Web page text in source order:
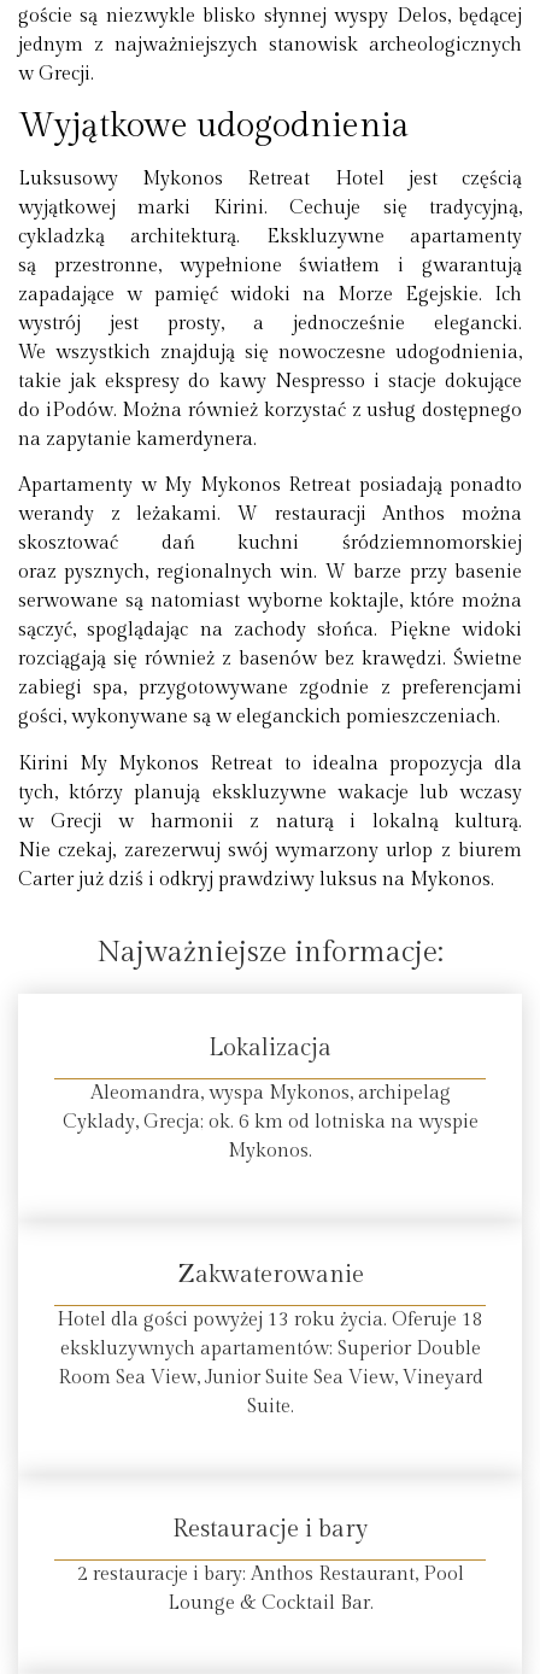
goście są niezwykle blisko słynnej wyspy Delos, będącej
jednym z najważniejszych stanowisk archeologicznych
w Grecji.
Wyjątkowe udogodnienia
Luksusowy Mykonos Retreat Hotel jest częścią
wyjątkowej marki Kirini. Cechuje się tradycyjną,
cykladzką architekturą. Ekskluzywne apartamenty
są przestronne, wypełnione światłem i gwarantują
zapadające w pamięć widoki na Morze Egejskie. Ich
wystrój jest prosty, a jednocześnie elegancki.
We wszystkich znajdują się nowoczesne udogodnienia,
takie jak ekspresy do kawy Nespresso i stacje dokujące
do iPodów. Można również korzystać z usług dostępnego
na zapytanie kamerdynera.
Apartamenty w My Mykonos Retreat posiadają ponadto
werandy z leżakami. W restauracji Anthos można
skosztować dań kuchni śródziemnomorskiej
oraz pysznych, regionalnych win. W barze przy basenie
serwowane są natomiast wyborne koktajle, które można
sączyć, spoglądając na zachody słońca. Piękne widoki
rozciągają się również z basenów bez krawędzi. Świetne
zabiegi spa, przygotowywane zgodnie z preferencjami
gości, wykonywane są w eleganckich pomieszczeniach.
Kirini My Mykonos Retreat to idealna propozycja dla
tych, którzy planują ekskluzywne wakacje lub wczasy
w Grecji w harmonii z naturą i lokalną kulturą.
Nie czekaj, zarezerwuj swój wymarzony urlop z biurem
Carter już dziś i odkryj prawdziwy luksus na Mykonos.
Najważniejsze informacje:
Lokalizacja
Aleomandra, wyspa Mykonos, archipelag
Cyklady, Grecja; ok. 6 km od lotniska na wyspie
Mykonos.
Zakwaterowanie
Hotel dla gości powyżej 13 roku życia. Oferuje 18
ekskluzywnych apartamentów: Superior Double
Room Sea View, Junior Suite Sea View, Vineyard
Suite.
Restauracje i bary
2 restauracje i bary: Anthos Restaurant, Pool
Lounge & Cocktail Bar.